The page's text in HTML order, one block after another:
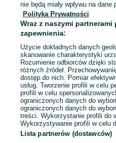
Mapa kategorii
Mapa miejscowości
Mapa ministron
Popularne wyszukiwania
nie będą miały wpływu na dane
Polityka Prywatności
Wraz z naszymi
zapewnienia:
Użycie dokładnych danych
skanowanie charakterystyki
Rozumienie odbiorców dzięki
różnych źródeł.
dostęp do nich. Pomiar
usług. Tworzenie profili w celu
profili w celu
ograniczonych danych do
ograniczonych danych do
treści. Wykorzystanie profili do
Wykorzystywanie profili w celu
Lista partnerów (dostawców)